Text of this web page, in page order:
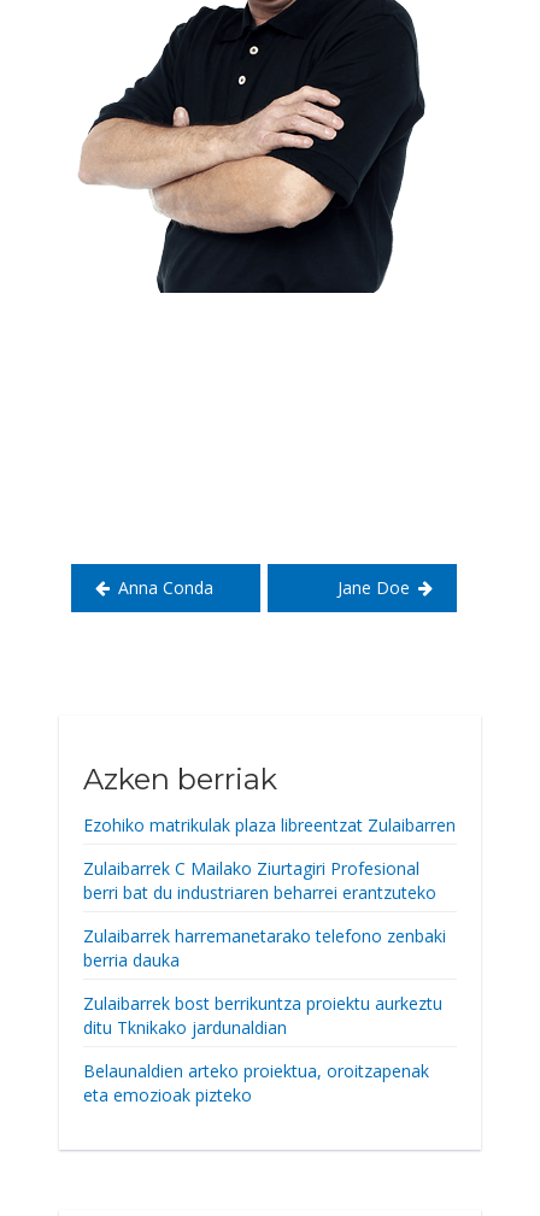
Anna Conda Jane Doe
Azken berriak
Ezohiko matrikulak plaza libreentzat Zulaibarren
Zulaibarrek C Mailako Ziurtagiri Profesional
berri bat du industriaren beharrei erantzuteko
Zulaibarrek harremanetarako telefono zenbaki
berria dauka
Zulaibarrek bost berrikuntza proiektu aurkeztu
ditu Tknikako jardunaldian
Belaunaldien arteko proiektua, oroitzapenak
eta emozioak pizteko